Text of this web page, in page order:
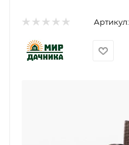
Артикул: